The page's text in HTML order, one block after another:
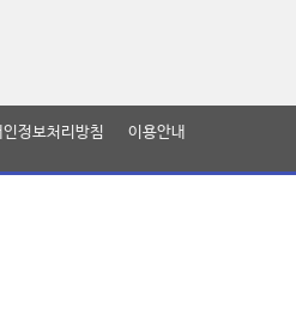
이용안내
정보처리방침